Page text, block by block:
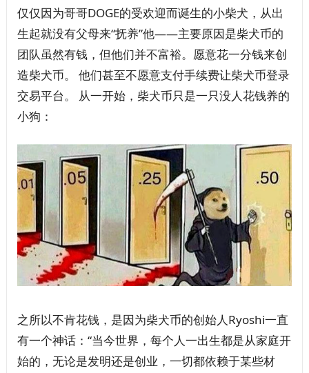
仅仅因为哥哥DOGE的受欢迎而诞生的小柴犬，从出
生起就没有父母来“抚养”他——主要原因是柴犬币的
团队虽然有钱，但他们并不富裕。愿意花一分钱来创
造柴犬币。 他们甚至不愿意支付手续费让柴犬币登录
交易平台。 从一开始，柴犬币只是一只没人花钱养的
小狗：
之所以不肯花钱，是因为柴犬币的创始人Ryoshi一直
有一个神话：“当今世界，每个人一出生都是从家庭开
始的，无论是发明还是创业，一切都依赖于某些材